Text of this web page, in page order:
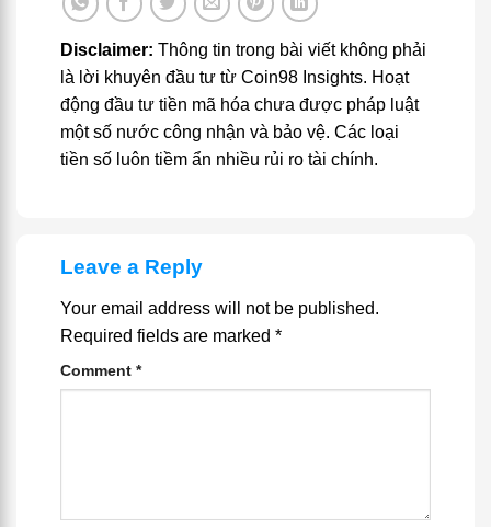
Disclaimer: Thông tin trong bài viết không phải
là lời khuyên đầu tư từ Coin98 Insights. Hoạt
động đầu tư tiền mã hóa chưa được pháp luật
một số nước công nhận và bảo vệ. Các loại
tiền số luôn tiềm ẩn nhiều rủi ro tài chính.
Leave a Reply
Your email address will not be published.
Required fields are marked *
Comment *